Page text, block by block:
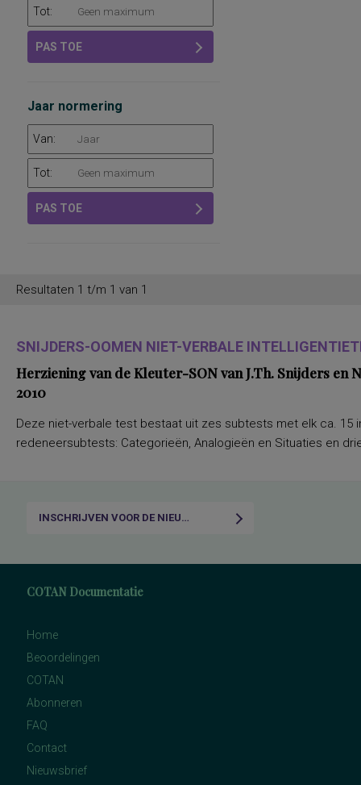
Tot:
PAS TOE
Jaar normering
Van:
Tot:
PAS TOE
Resultaten 1 t/m 1 van 1
SNIJDERS-OOMEN NIET-VERBALE
Herziening van de Kleuter-SON van J.Th. Snijders en
2010
Deze niet-verbale test bestaat uit zes subtests met elk ca. 15
redeneersubtests: Categorieën, Analogieën en Situaties en
INSCHRIJVEN VOOR DE NIEUWSBRIEF
COTAN Documentatie
Home
Beoordelingen
COTAN
Abonneren
FAQ
Contact
Nieuwsbrief